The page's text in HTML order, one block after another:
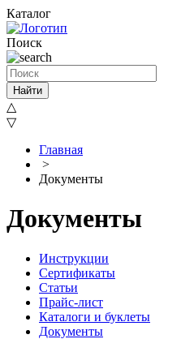
Каталог
Поиск
Найти
△
▽
Главная
>
Документы
Документы
Инструкции
Сертификаты
Статьи
Прайс-лист
Каталоги и буклеты
Документы